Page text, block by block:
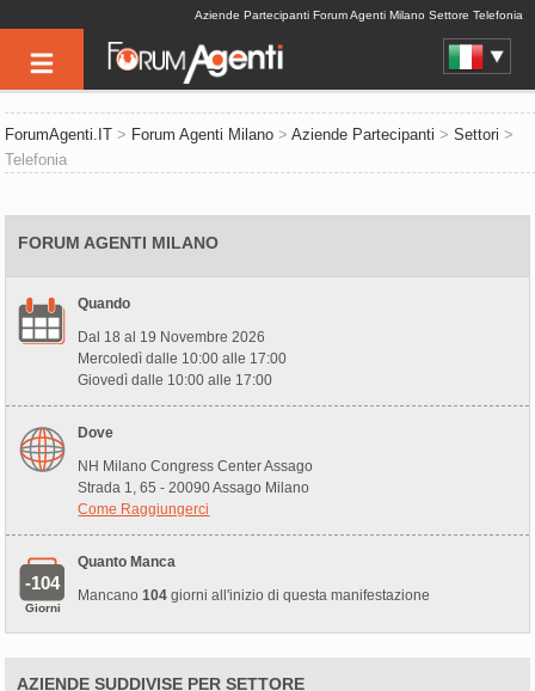
Aziende Partecipanti Forum Agenti Milano Settore Telefonia
ForumAgenti.IT > Forum Agenti Milano >Aziende Partecipanti >Settori >
Telefonia
FORUM AGENTI MILANO
Quando
Dal 18 al 19 Novembre 2026
Mercoledì dalle 10:00 alle 17:00
Giovedì dalle 10:00 alle 17:00
Dove
NH Milano Congress Center Assago
Strada 1, 65 - 20090 Assago Milano
Come Raggiungerci
-104
Giorni
Quanto Manca
Mancano104 giorni all'inizio di questa manifestazione
AZIENDE SUDDIVISE PER SETTORE